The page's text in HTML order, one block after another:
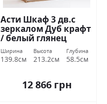
Асти Шкаф 3 дв.с
зеркалом Дуб крафт
/ белый глянец
Миромарк
Ширина
139.8см
Высота
213.2см
Глубина
58.5см
12 866 грн